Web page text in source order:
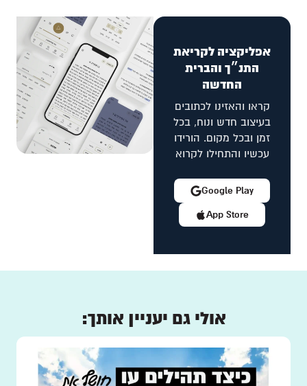
אפליקציה לקריאת
התנ״ך והברית
החדשה
קראו והאזינו לכתובים
בעיצוב חדש ונוח, בכל
זמן ובכל מקום. הורידו
עכשיו והתחילו לקרוא
App Store
Google Play
אולי גם יעניין אותך: